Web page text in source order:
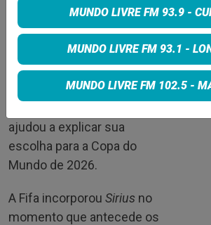
ultrapassou o basquete e
passou a ser utilizada em
diferentes eventos
esportivos, sempre ligada a
momentos de entrada e
ajudou a explicar sua
escolha para a Copa do
Mundo de 2026.
A Fifa incorporou Sirius no
momento que antecede os
MUNDO LIVRE FM 93.9 -
MUNDO LIVRE FM 93.1 -
MUNDO LIVRE FM 102.5 -